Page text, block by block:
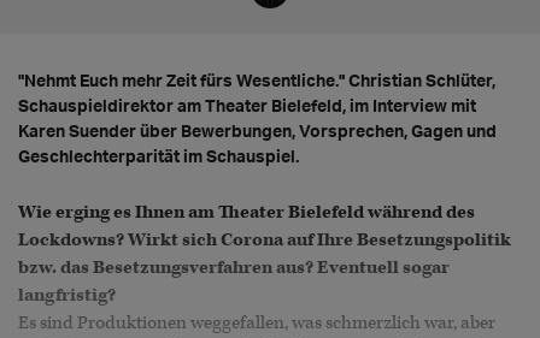
"Nehmt Euch mehr Zeit fürs Wesentliche." Christian Schlüter,
Schauspieldirektor am Theater Bielefeld, im Interview mit
Karen Suender über Bewerbungen, Vorsprechen, Gagen und
Geschlechterparität im Schauspiel.
Wie erging es Ihnen am Theater Bielefeld während des
Lockdowns? Wirkt sich Corona auf Ihre Besetzungspolitik
bzw. das Besetzungsverfahren aus? Eventuell sogar
langfristig?
Es sind Produktionen weggefallen, was schmerzlich war, aber